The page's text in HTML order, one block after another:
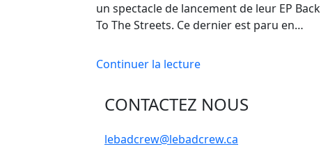
un spectacle de lancement de leur EP Back
To The Streets. Ce dernier est paru en…
Continuer la lecture
CONTACTEZ NOUS
lebadcrew@lebadcrew.ca